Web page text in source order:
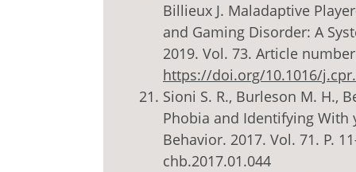
Billieux J. Maladaptive
and Gaming Disorder: A
2019. Vol. 73. Article
https://doi.org/10.1016/
Sioni S. R., Burleson M. H.,
Phobia and Identifying
Behavior. 2017. Vol. 71. P.
chb.2017.01.044